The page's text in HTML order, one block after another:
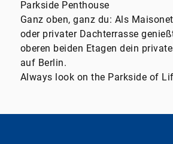
Parkside Penthouse
Ganz oben, ganz du: Als
oder privater Dachterrasse
oberen beiden Etagen dein
auf Berlin.
Always look on the Parkside of